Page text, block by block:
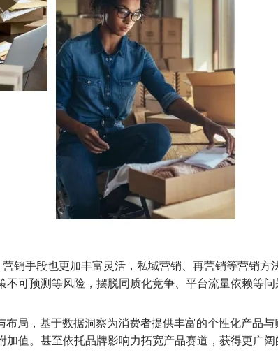
手段也更加丰富灵活，私域营销、再营销等营销方
可预测等风险，摆脱同质化竞争、平台流量依赖等问
，基于数据洞察为消费者提供丰富的个性化产品与
值。甚至依托品牌影响力拓宽产品赛道，获得更广阔